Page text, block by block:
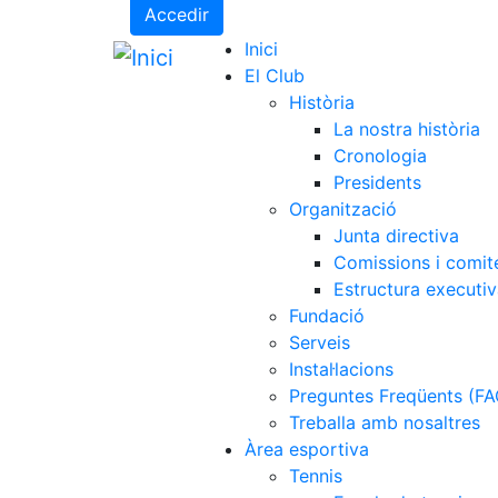
Accedir
Inici
El Club
Història
La nostra història
Cronologia
Presidents
Organització
Junta directiva
Comissions i
Estructura
Fundació
Serveis
Instal·lacions
Preguntes Freqüents
Treballa amb nosaltres
Àrea esportiva
Tennis